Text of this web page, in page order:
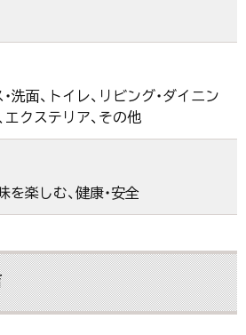
洗面、トイレ、リビング・ダイニン
エクステリア、その他
を楽しむ、健康・安全